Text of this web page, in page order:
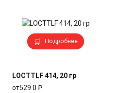
Подробнее
Этот
товар
вариаций.
LOCTTLF 414, 20 гр
от529.0 ₽